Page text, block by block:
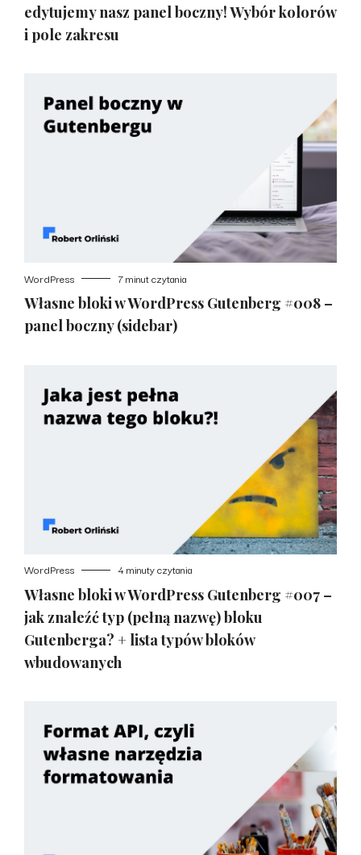
edytujemy nasz panel boczny! Wybór kolorów
i pole zakresu
WordPress 7 minut czytania
Własne bloki w WordPress Gutenberg #008 –
panel boczny (sidebar)
WordPress 4 minuty czytania
Własne bloki w WordPress Gutenberg #007 –
jak znaleźć typ (pełną nazwę) bloku
Gutenberga? + lista typów bloków
wbudowanych